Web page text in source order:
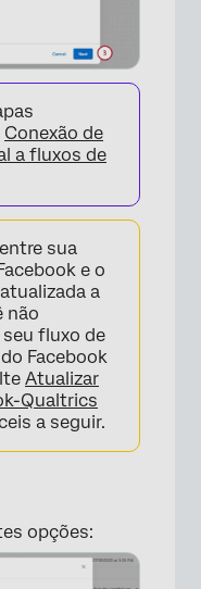
Conexão de
a fluxos de
sua
e o
a
não
fluxo de
Facebook
Atualizar
Qualtrics
a seguir.
opções: